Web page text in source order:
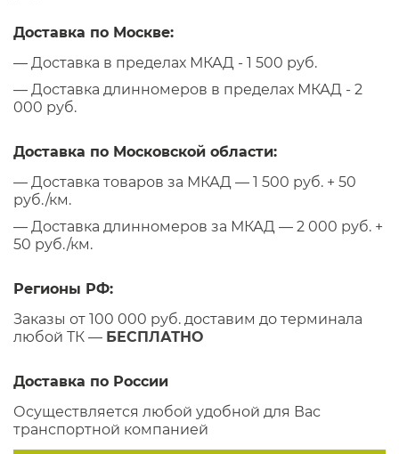
Доставка по Москве:
— Доставка в пределах МКАД - 1 500 руб.
— Доставка длинномеров в пределах МКАД - 2
000 руб.
Доставка по Московской области:
— Доставка товаров за МКАД — 1 500 руб. + 50
руб./км.
— Доставка длинномеров за МКАД — 2 000 руб. +
50 руб./км.
Регионы РФ:
Заказы от 100 000 руб. доставим до терминала
любой ТК — БЕСПЛАТНО
Доставка по России
Осуществляется любой удобной для Вас
транспортной компанией